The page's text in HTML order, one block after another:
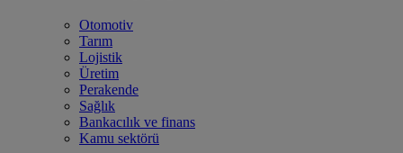
Otomotiv
Tarım
Lojistik
Üretim
Perakende
Sağlık
Bankacılık ve finans
Kamu sektörü